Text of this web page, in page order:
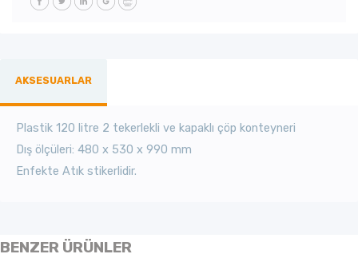
AKSESUARLAR
Plastik 120 litre 2 tekerlekli ve kapaklı çöp konteyneri
Dış ölçüleri: 480 x 530 x 990 mm
Enfekte Atık stikerlidir.
BENZER ÜRÜNLER